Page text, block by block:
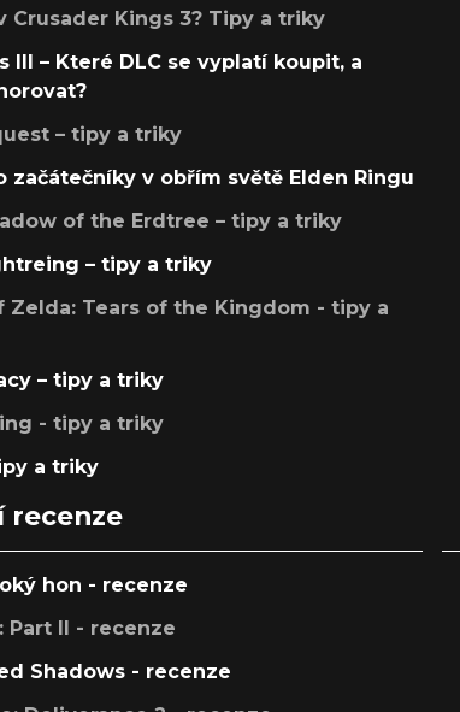
Crusader Kings 3? Tipy a triky
III – Které DLC se vyplatí koupit, a
– tipy a triky
začátečníky v obřím světě Elden Ringu
of the Erdtree – tipy a triky
– tipy a triky
Zelda: Tears of the Kingdom - tipy a
– tipy a triky
- tipy a triky
a triky
recenze
hon - recenze
Part II - recenze
Shadows - recenze